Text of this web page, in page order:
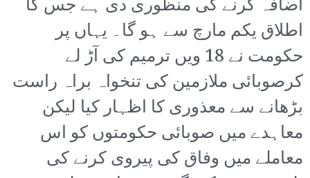
اضافہ کرنے کی منظوری دی ہے جس کا
اطلاق یکم مارچ سے ہو گا۔ یہاں پر
حکومت نے 18 ویں ترمیم کی آڑ لے
کرصوبائی ملازمین کی تنخواہ براہ راست
بڑھانے سے معذوری کا اظہار کیا لیکن
معاہدے میں صوبائی حکومتوں کو اس
معاملے میں وفاق کی پیروی کرنے کی